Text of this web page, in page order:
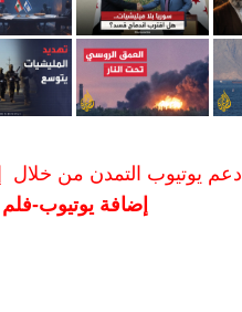
ادعم يوتيوب التمدن من خلال
إضافة يوتيوب-